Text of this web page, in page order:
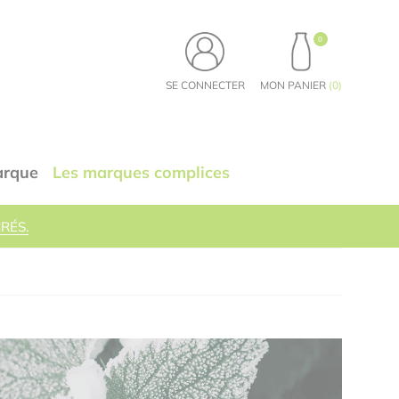
SE CONNECTER
0PRODUITS, VOIR LE
MON PANIER (0)
Les marques complices